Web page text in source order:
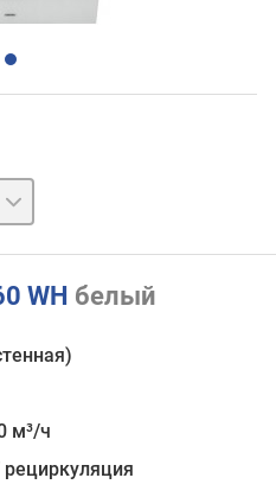
WH белый
м³/ч
рециркуляция